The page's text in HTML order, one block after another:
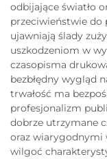
odbijające światło
przeciwieństwie do
ujawniają ślady
uszkodzeniom w
czasopisma
bezbłędny wygląd
trwałość ma
profesjonalizm
dobrze utrzymane
oraz wiarygodnymi
wilgoć